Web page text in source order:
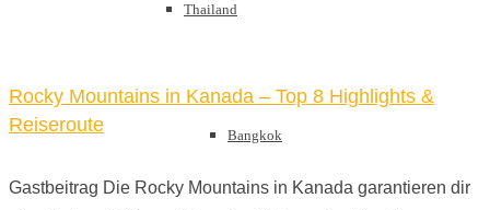
Thailand
Bangkok
Rocky Mountains in Kanada – Top 8 Highlights &
Reiseroute
Gastbeitrag Die Rocky Mountains in Kanada garantieren dir